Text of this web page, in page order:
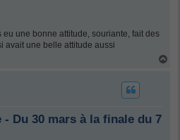
une bonne attitude, souriante, fait des
avait une belle attitude aussi
- Du 30 mars à la finale du 7